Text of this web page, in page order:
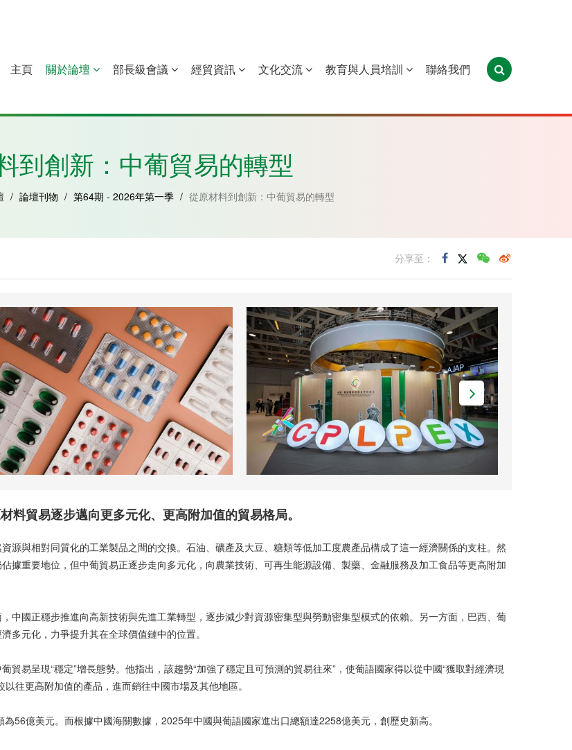
幾內亞比紹 赤道幾內亞 莫桑比克 葡萄牙 聖多美和普林西比 東帝汶
主頁 關於論壇 部長級會議 經貿資訊 文化交流 教育與人員培訓 聯絡我們
到創新：中葡貿易的轉型
/ 論壇刊物 / 第64期 - 2026年第一季 / 從原材料到創新：中葡貿易的轉型
分享至：
貿易逐步邁向更多元化、更高附加值的貿易格局。
源與相對同質化的工業製品之間的交換。石油、礦產及大豆、糖類等低加工度農產品構成了這一經濟關係的支柱。然
據重要地位，但中葡貿易正逐步走向多元化，向農業技術、可再生能源設備、製藥、金融服務及加工食品等更高附加
中國正穩步推進向高新技術與先進工業轉型，逐步減少對資源密集型與勞動密集型模式的依賴。另一方面，巴西、葡
多元化，力爭提升其在全球價值鏈中的位置。
易呈現“穩定”增長態勢。他指出，該趨勢“加強了穩定且可預測的貿易往來”，使葡語國家得以從中國“獲取對經濟現
往更高附加值的產品，進而銷往中國市場及其他地區。
56億美元。而根據中國海關數據，2025年中國與葡語國家進出口總額達2258億美元，創歷史新高。